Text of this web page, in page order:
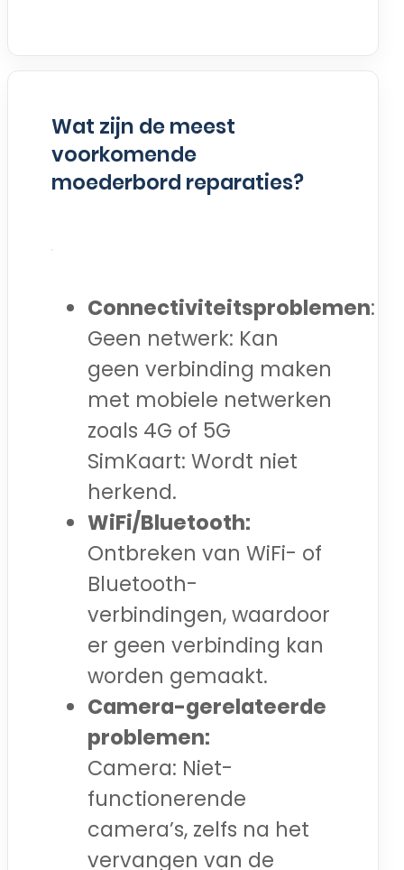
Wat zijn de meest
voorkomende
moederbord reparaties?
Connectiviteitsproblemen:
Geen netwerk: Kan
geen verbinding maken
met mobiele netwerken
zoals 4G of 5G
SimKaart: Wordt niet
herkend.
WiFi/Bluetooth:
Ontbreken van WiFi- of
Bluetooth-
verbindingen, waardoor
er geen verbinding kan
worden gemaakt.
Camera-gerelateerde
problemen:
Camera: Niet-
functionerende
camera’s, zelfs na het
vervangen van de